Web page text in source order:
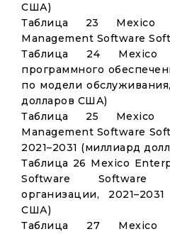
США)
Таблица 23 Mexico
Management Software
Таблица 24 Mexico
программного
по модели
долларов США)
Таблица 25 Mexico
Management Software
2021–2031 (миллиард
Таблица 26 Mexico
Software Software
организации,
США)
Таблица 27 Mexico